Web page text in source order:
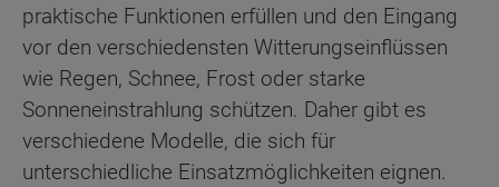
praktische Funktionen erfüllen und den Eingang
vor den verschiedensten Witterungseinflüssen
wie Regen, Schnee, Frost oder starke
Sonneneinstrahlung schützen. Daher gibt es
verschiedene Modelle, die sich für
unterschiedliche Einsatzmöglichkeiten eignen.